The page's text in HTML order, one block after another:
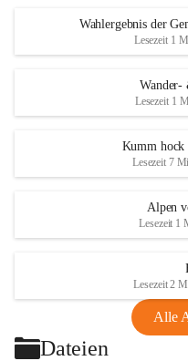
Wahlergebnis der
Lesezeit 1
Wander-
Lesezeit 1
Kumm hock
Lesezeit 7
Alpen
Lesezeit 1
Lesezeit 2
Alle
Dateien